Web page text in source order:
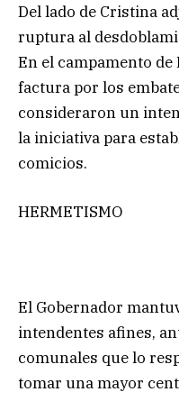
Del lado de Cristina
ruptura al
En el campamento
factura por los
consideraron un
la iniciativa para
comicios.
HERMETISMO
El Gobernador
intendentes afines,
comunales que lo
tomar una mayor